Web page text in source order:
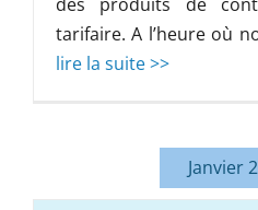
tarifaire. A l’heure où
lire la suite >>
Janvier